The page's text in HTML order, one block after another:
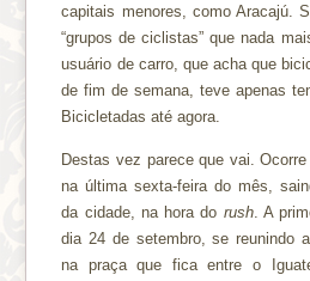
capitais menores, como Aracajú.
“grupos de ciclistas” que nada
usuário de carro, que acha que
de fim de semana, teve apenas
Bicicletadas até agora.
Destas vez parece que vai.
na última sexta-feira do mês,
da cidade, na hora do rush. A
dia 24 de setembro, se reunindo
na praça que fica entre o